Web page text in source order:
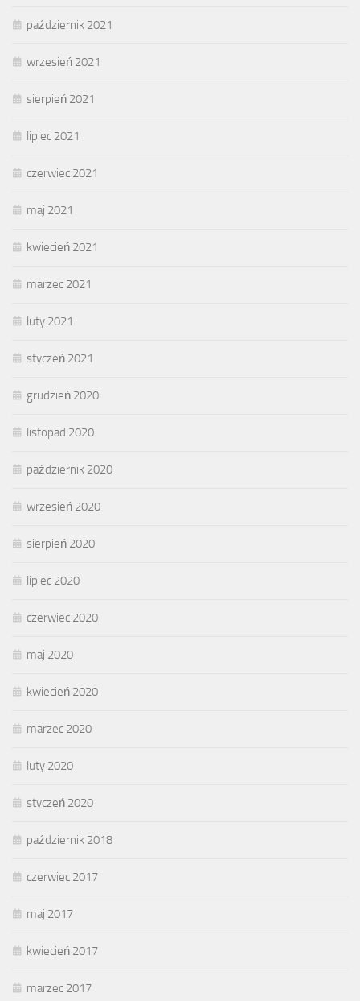
październik 2021
wrzesień 2021
sierpień 2021
lipiec 2021
czerwiec 2021
maj 2021
kwiecień 2021
marzec 2021
luty 2021
styczeń 2021
grudzień 2020
listopad 2020
październik 2020
wrzesień 2020
sierpień 2020
lipiec 2020
czerwiec 2020
maj 2020
kwiecień 2020
marzec 2020
luty 2020
styczeń 2020
październik 2018
czerwiec 2017
maj 2017
kwiecień 2017
marzec 2017